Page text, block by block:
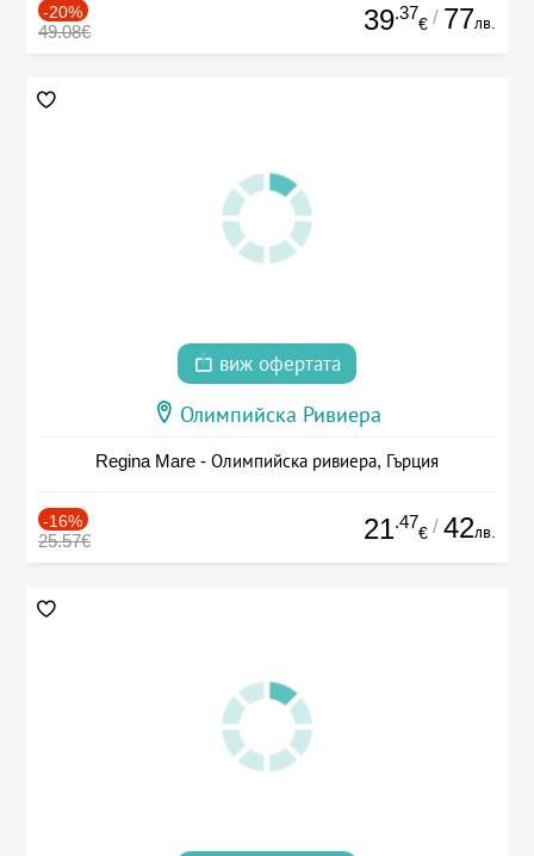
-20%
49.08€ 39.37
€ / 77лв.
виж офертата
Олимпийска Ривиера
Regina Mare - Олимпийска ривиера, Гърция
-16%
25.57€ 21.47
€ / 42лв.